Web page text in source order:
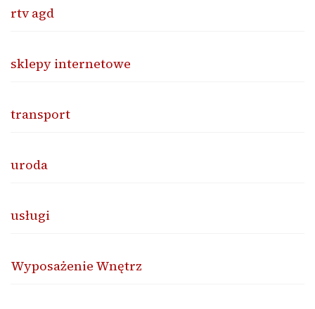
rtv agd
sklepy internetowe
transport
uroda
usługi
Wyposażenie Wnętrz